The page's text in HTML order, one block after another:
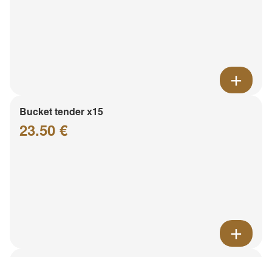
Bucket tender x15
23.50 €